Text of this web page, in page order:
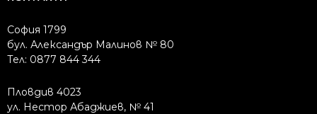
София 1799
бул. Александър Малинов № 80
Тел: 0877 844 344
Пловдив 4023
ул. Нестор Абаджиев, № 41